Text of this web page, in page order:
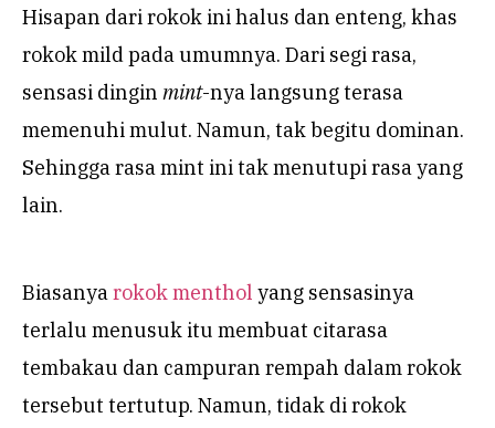
Hisapan dari rokok ini halus dan enteng, khas
rokok mild pada umumnya. Dari segi rasa,
sensasi dingin mint-nya langsung terasa
memenuhi mulut. Namun, tak begitu dominan.
Sehingga rasa mint ini tak menutupi rasa yang
lain.
Biasanya rokok menthol yang sensasinya
terlalu menusuk itu membuat citarasa
tembakau dan campuran rempah dalam rokok
tersebut tertutup. Namun, tidak di rokok